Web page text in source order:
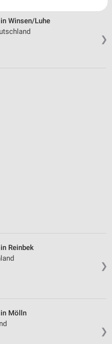
❯
Winsen/Luhe
❯
Reinbek
❯
Mölln
Inhalten
verschiedenen
der Angebote